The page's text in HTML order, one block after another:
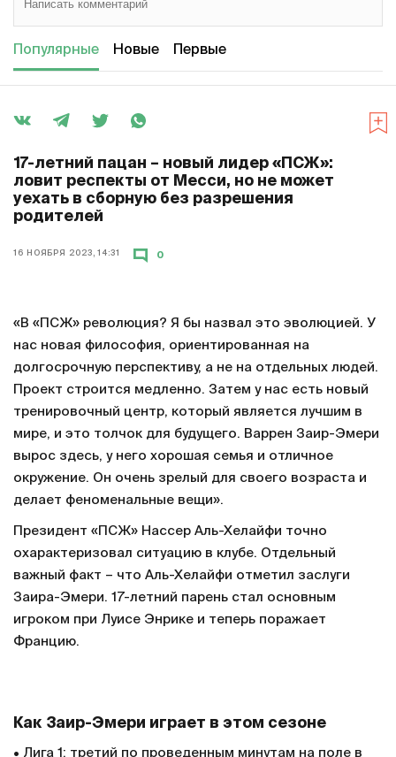
Популярные Новые Первые
17-летний пацан – новый лидер «ПСЖ»:
ловит респекты от Месси, но не может
уехать в сборную без разрешения
родителей
16 НОЯБРЯ 2023, 14:31 0
«В «ПСЖ» революция? Я бы назвал это эволюцией. У
нас новая философия, ориентированная на
долгосрочную перспективу, а не на отдельных людей.
Проект строится медленно. Затем у нас есть новый
тренировочный центр, который является лучшим в
мире, и это толчок для будущего. Варрен Заир-Эмери
вырос здесь, у него хорошая семья и отличное
окружение. Он очень зрелый для своего возраста и
делает феноменальные вещи».
Президент «ПСЖ» Нассер Аль-Хелайфи точно
охарактеризовал ситуацию в клубе. Отдельный
важный факт – что Аль-Хелайфи отметил заслуги
Заира-Эмери. 17-летний парень стал основным
игроком при Луисе Энрике и теперь поражает
Францию.
Как Заир-Эмери играет в этом сезоне
• Лига 1: третий по проведенным минутам на поле в